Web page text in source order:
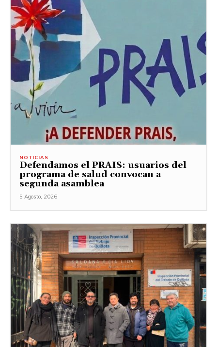
NOTICIAS
Defendamos el PRAIS: usuarios del
programa de salud convocan a
segunda asamblea
5 Agosto, 2026